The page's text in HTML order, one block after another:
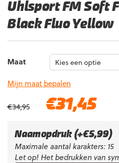
Uhlsport FM Soft
Black Fluo Yellow
Maat
Mijn maat bepalen
€34,95
Oorspronkelijke
€34,95.
€31,45Huidige
€31,45.
Naamopdruk (+€5,99)
Maximale aantal karakters: 15
Let op! Het bedrukken van